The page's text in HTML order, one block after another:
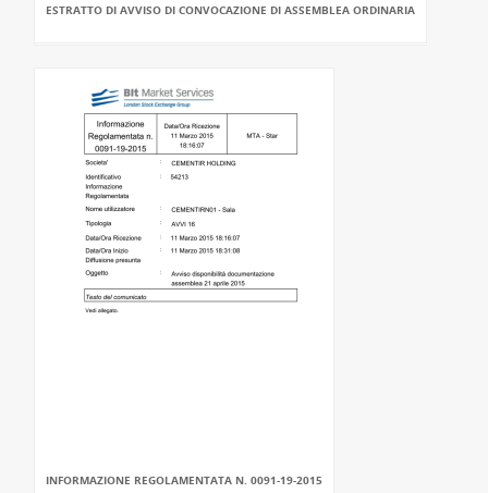
ESTRATTO DI AVVISO DI CONVOCAZIONE DI ASSEMBLEA ORDINARIA
INFORMAZIONE REGOLAMENTATA N. 0091-19-2015